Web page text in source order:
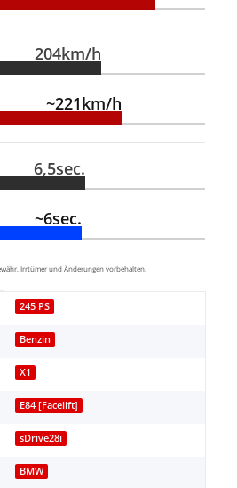
204km/h
~221km/h
6,5sec.
~6sec.
Irrtümer und Änderungen vorbehalten.
245 PS
Benzin
X1
E84 [Facelift]
sDrive28i
BMW